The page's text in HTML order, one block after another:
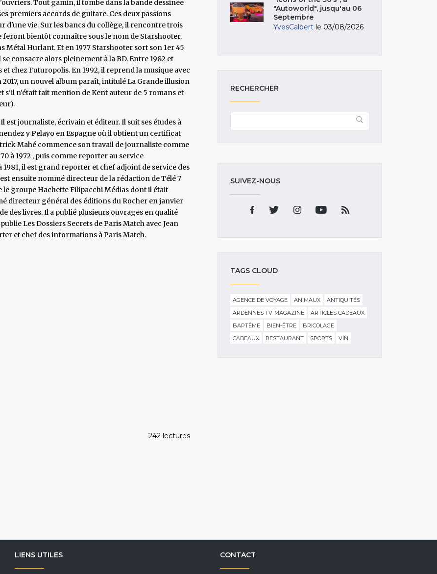
Tout gamin, il tombe dans la bande dessinée
premiers accords de guitare. Ces deux passions
d'une vie. Sur les bancs du collège, il rencontre trois
bientôt connaître sous le nom de Starshooter.
Métal Hurlant. Et en 1977 Starshooter sort son 1er 45
consacre alors pleinement à la BD. Entre 1982 et
chez Futuropolis. En 1992, il reprend la musique avec
un nouvel album paraît, intitulé La Grande illusion
s'il n'était fait mention de Kent auteur de 5 romans et
est journaliste, écrivain et éditeur. Il suit ses études à
y Pelayo en Espagne où il obtient un certificat
Mahé commence son travail de journaliste comme
à 1972 , puis comme reporter au service
il est grand reporter et chef adjoint de service des
ensuite nommé directeur de la rédaction de Télé 7
le groupe Hachette Filipacchi Médias dont il était
directeur général des éditions du Rocher en janvier
des livres. Il a publié plusieurs ouvrages en qualité
Les Dossiers Secrets de Paris Match avec Jean
et chef des informations à Paris Match.
242 lectures
"Autoworld", jusqu'au 06
Septembre
YvesCalbert le 03/08/2026
RECHERCHER
SUIVEZ-NOUS
TAGS CLOUD
AGENCE DE VOYAGE ANIMAUX
ANTIQUITÉS
ARDENNES TV-MAGAZINE
ARTICLES CADEAUX
BAPTÊME
BIEN-ÊTRE
BRICOLAGE
CADEAUX
RESTAURANT SPORTS VIN
LIENS UTILES CONTACT